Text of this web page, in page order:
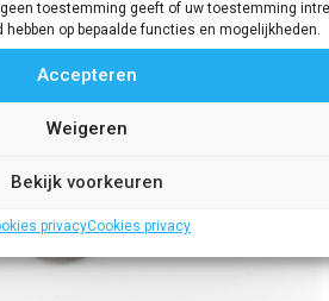
toestemming geeft of uw toestemming
op bepaalde functies en mogelijkheden.
Accepteren
Weigeren
Bekijk voorkeuren
privacyCookies privacy